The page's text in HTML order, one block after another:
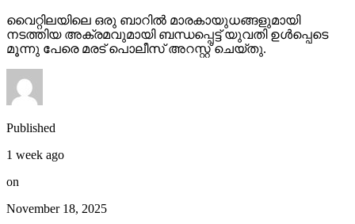
വൈറ്റിലയിലെ ഒരു ബാറില്‍ മാരകായുധങ്ങളുമായി
നടത്തിയ അക്രമവുമായി ബന്ധപ്പെട്ട് യുവതി ഉള്‍പ്പെടെ
മൂന്നു പേരെ മരട് പൊലീസ് അറസ്റ്റ് ചെയ്തു.
Published
1 week ago
on
November 18, 2025